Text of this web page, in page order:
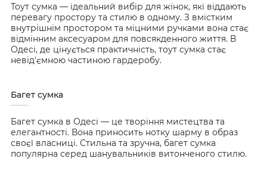
Тоут сумка — ідеальний вибір для жінок, які віддають
перевагу простору та стилю в одному. З вмістким
внутрішнім простором та міцними ручками вона стає
відмінним аксесуаром для повсякденного життя. В
Одесі, де цінується практичність, тоут сумка стає
невід'ємною частиною гардеробу.
Багет сумка
Багет сумка в Одесі — це творіння мистецтва та
елегантності. Вона приносить нотку шарму в образ
своєї власниці. Стильна та зручна, багет сумка
популярна серед шанувальників витонченого стилю.